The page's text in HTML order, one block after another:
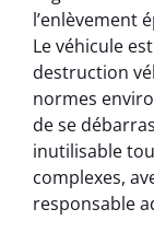
l’enlèvement
Le véhicule
destruction
normes
de se
inutilisable
complexes,
responsable